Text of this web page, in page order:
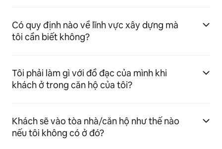
Có quy định nào về lĩnh vực xây dựng mà
tôi cần biết không?
Tôi phải làm gì với đồ đạc của mình khi
khách ở trong căn hộ của tôi?
Khách sẽ vào tòa nhà/căn hộ như thế nào
nếu tôi không có ở đó?